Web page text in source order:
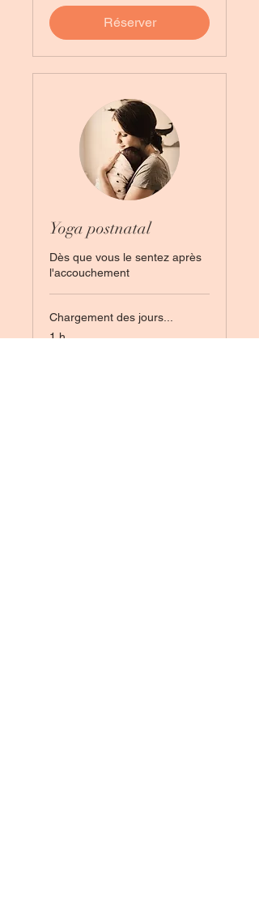
Réserver
Yoga postnatal
Dès que vous le sentez après
l'accouchement
Chargement des jours...
1 h